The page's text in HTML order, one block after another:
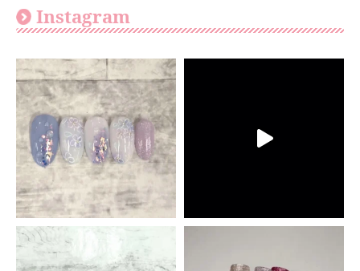
Instagram